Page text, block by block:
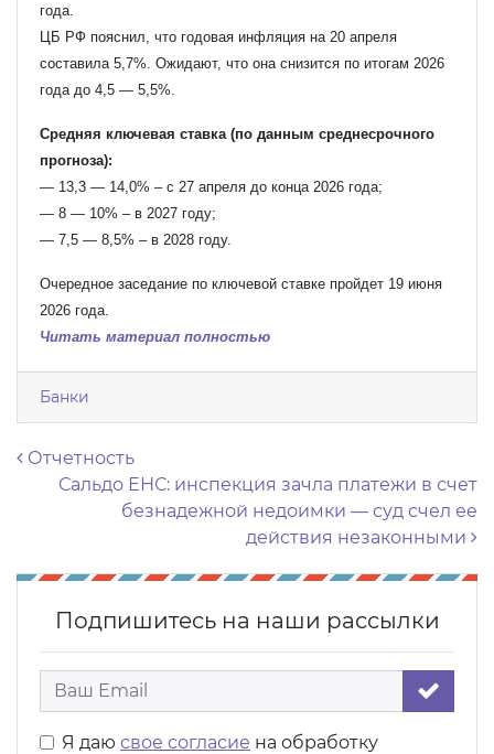
года.
ЦБ РФ пояснил, что годовая инфляция на 20 апреля
составила 5,7%. Ожидают, что она снизится по итогам 2026
года до 4,5 — 5,5%.
Средняя ключевая ставка (по данным среднесрочного
прогноза):
— 13,3 — 14,0% – с 27 апреля до конца 2026 года;
— 8 — 10% – в 2027 году;
— 7,5 — 8,5% – в 2028 году.
Очередное заседание по ключевой ставке пройдет 19 июня
2026 года.
Читать материал полностью
Банки
Навигация по записям
Отчетность
Сальдо ЕНС: инспекция зачла платежи в счет
безнадежной недоимки — суд счел ее
действия незаконными
Подпишитесь на наши рассылки
Я даю свое согласие на обработку